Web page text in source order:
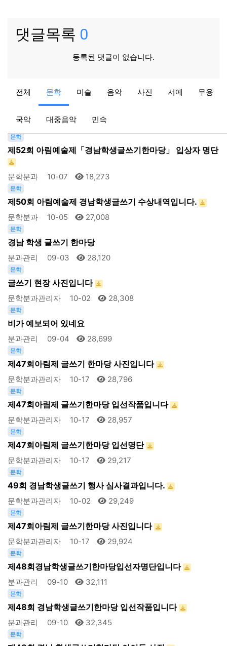
댓글목록 0
등록된 댓글이 없습니다.
전체 문학 미술 음악 사진 서예 무용
국악 대중음악 민속
제53회 아림예술제「경남학생글쓰기한마당」 입상자 명단
문학분과 09-29 15,929
문학
제52회 아림예술제「경남학생글쓰기한마당」 입상자 명단
문학분과 10-07 18,273
문학
제50회 아림예술제 경남학생글쓰기 수상내역입니다.
문학분과 10-05 27,008
문학
경남 학생 글쓰기 한마당
분과관리 09-03 28,120
문학
글쓰기 현장 사진입니다
문학분과관리자 10-02 28,308
문학
비가 예보되어 있네요
분과관리 09-04 28,699
문학
제47회아림제 글쓰기 한마당 사진입니다
문학분과관리자 10-17 28,796
문학
제47회아림제 글쓰기한마당 입선작품입니다
문학분과관리자 10-17 28,957
문학
제47회아림제 글쓰기한마당 입선명단
문학분과관리자 10-17 29,217
문학
49회 경남학생글쓰기 행사 심사결과입니다.
문학분과관리자 10-02 29,249
문학
제47회아림제 글쓰기한마당 사진입니다
문학분과관리자 10-17 29,924
문학
제48회경남학생글쓰기한마당입선자명단입니다
분과관리 09-10 32,111
문학
제48회 경남학생글쓰기한마당 입선작품입니다
분과관리 09-10 32,345
문학